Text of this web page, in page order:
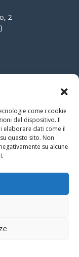
come i cookie
del dispositivo. Il
elaborare dati come il
questo sito. Non
su alcune
2
dei redditi e
per mille".